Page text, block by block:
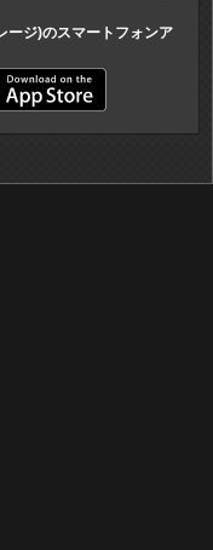
ージ)のスマートフォンア